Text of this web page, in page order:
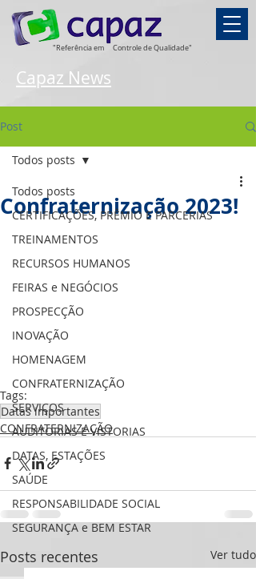
"Referência em Controle de Qualidade"
Capaz News
Post
Todos posts
CERTIFICAÇÕES, PRÊMIO E PARCERIAS
TREINAMENTOS
RECURSOS HUMANOS
FEIRAS e NEGÓCIOS
PROSPECÇÃO
INOVAÇÃO
HOMENAGEM
CONFRATERNIZAÇÃO
SERVIÇOS
AUDITORIAS E VISTORIAS
DATAS, ESTAÇÕES
SAÚDE
RESPONSABILIDADE SOCIAL
SEGURANÇA e BEM ESTAR
Todos posts
Confraternização 2023!
Tags:
Datas importantes
CONFRATERNIZAÇÃO
Posts recentes Ver tudo